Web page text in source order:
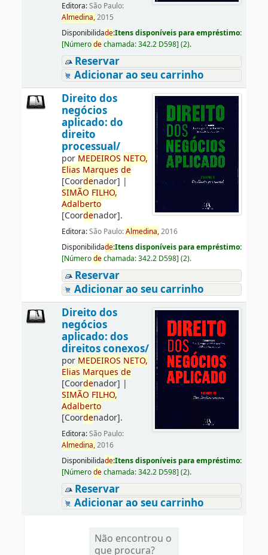
Editora:São Paulo:
Almedina,2015
Disponibilidade:Itens disponíveis para empréstimo:
[Númerodechamada:342.2 D598] (2).
Reservar
Adicionar ao seu carrinho
Direito dos
negócios
aplicado: do
direito
processual/
por MEDEIROS NETO,
Elias Marques de
[Coordenador] |
SIMÃO FILHO,
Adalberto
[Coordenador].
Editora:São Paulo:Almedina,2016
Disponibilidade:Itens disponíveis para empréstimo:
[Númerodechamada:342.2 D598] (2).
Reservar
Adicionar ao seu carrinho
Direito dos
negócios
aplicado: dos
direitos conexos/
por MEDEIROS NETO,
Elias Marques de
[Coordenador] |
SIMÃO FILHO,
Adalberto
[Coordenador].
Editora:São Paulo:
Almedina,2016
Disponibilidade:Itens disponíveis para empréstimo:
[Númerodechamada:342.2 D598] (2).
Reservar
Adicionar ao seu carrinho
Não encontrou o
que procura?